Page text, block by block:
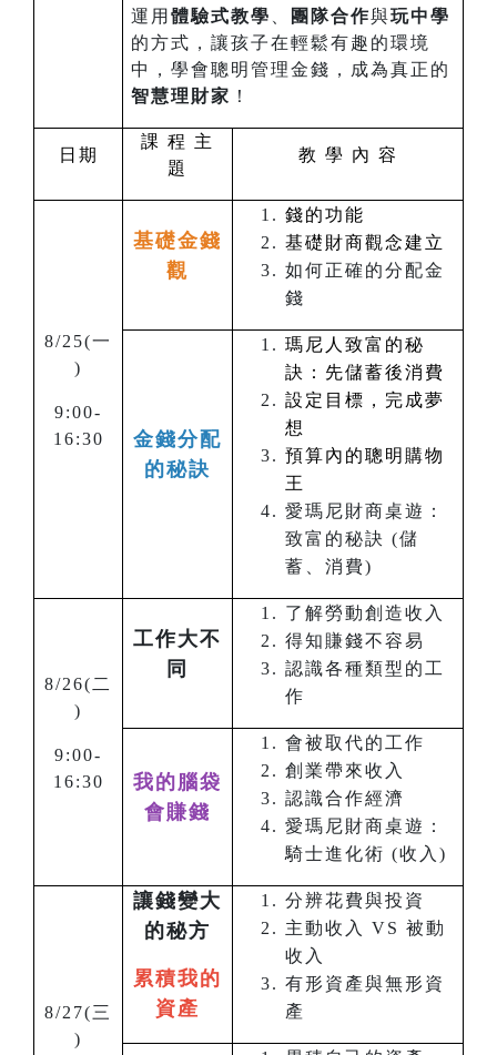
運用 體驗式教學 團隊合作與玩中學
的方式，讓孩子在輕鬆有趣的環境
中，學會聰明管理金錢，成為真正的
智慧理財家 ！
日期
課 程 主
題
教 學 內 容
8/25(一
)
9:00-
16:30
基礎金錢
觀
錢的功能
基礎財商觀念建立
如何正確的分配金
錢
金錢分配
的秘訣
瑪尼人致富的秘
訣：先儲蓄後消費
設定目標，完成夢
想
預算內的聰明購物
王
愛瑪尼財商桌遊：
致富的秘訣 (儲
蓄、消費)
8/26( 二
)
9:00-
16:30
工作大不
同
了解勞動創造收入
得知賺錢不容易
認識各種類型的工
作
我的腦袋
會賺錢
會被取代的工作
創業帶來收入
認識合作經濟
愛瑪尼財商桌遊：
騎士進化術 (收入)
8/27(三
)
讓錢變大
的秘方
累積我的
資產
分辨花費與投資
主動收入 VS 被動
收入
有形資產與無形資
產